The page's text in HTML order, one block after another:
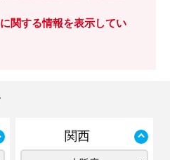
関する情報を表示してい
関西